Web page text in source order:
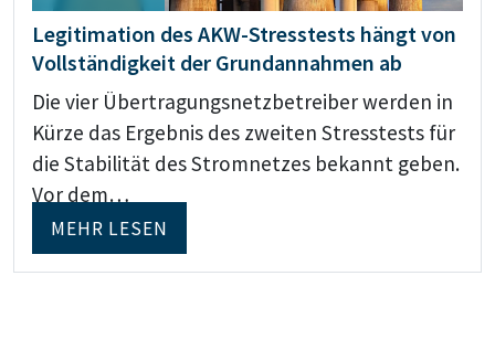
Legitimation des AKW-Stresstests hängt von
Vollständigkeit der Grundannahmen ab
Die vier Übertragungsnetzbetreiber werden in
Kürze das Ergebnis des zweiten Stresstests für
die Stabilität des Stromnetzes bekannt geben.
Vor dem…
MEHR LESEN